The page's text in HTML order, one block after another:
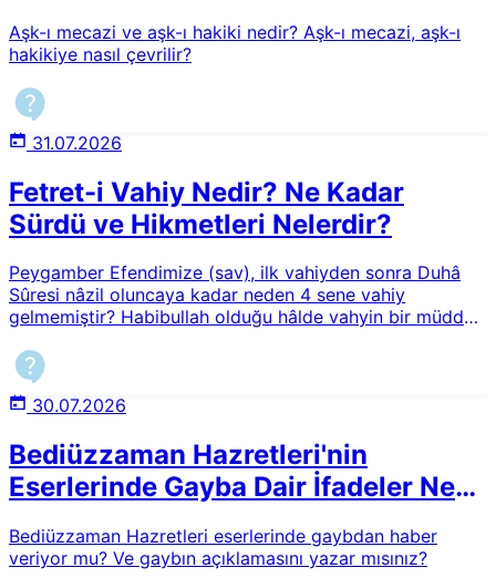
Aşk-ı mecazi ve aşk-ı hakiki nedir? Aşk-ı mecazi, aşk-ı
hakikiye nasıl çevrilir?
31.07.2026
Fetret-i Vahiy Nedir? Ne Kadar
Sürdü ve Hikmetleri Nelerdir?
Peygamber Efendimize (sav), ilk vahiyden sonra Duhâ
Sûresi nâzil oluncaya kadar neden 4 sene vahiy
gelmemiştir? Habibullah olduğu hâlde vahyin bir müddet
30.07.2026
Bediüzzaman Hazretleri'nin
Eserlerinde Gayba Dair İfadeler Ne
Bediüzzaman Hazretleri eserlerinde gaybdan haber
veriyor mu? Ve gaybın açıklamasını yazar mısınız?